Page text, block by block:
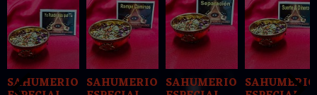
SAHUMERIO SAHUMERIO SAHUMERIO SAHUMERIO